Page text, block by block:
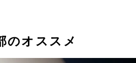
のオススメ